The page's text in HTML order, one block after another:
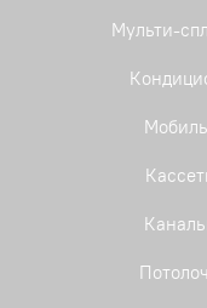
Мульти-